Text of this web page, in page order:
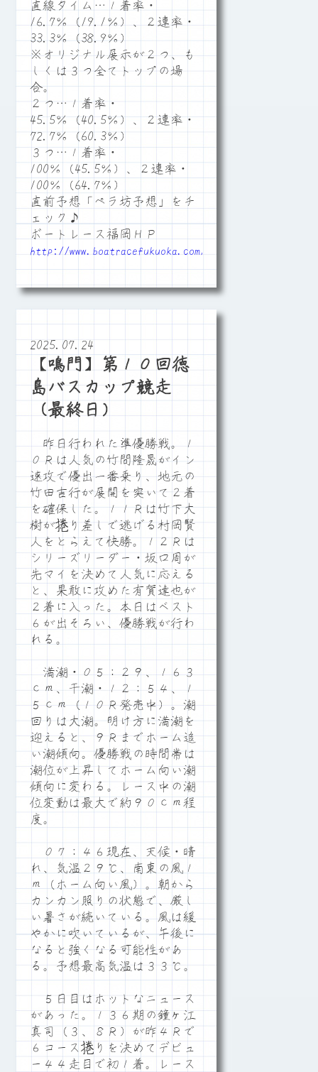
直線タイム…１着率・
16.7％（19.1％）、２連率・
33.3％（38.9％）
※オリジナル展示が２つ、も
しくは３つ全てトップの場
合。
２つ…１着率・
45.5％（40.5％）、２連率・
72.7％（60.3％）
３つ…１着率・
100％（45.5％）、２連率・
100％（64.7％）
直前予想「ペラ坊予想」をチ
ェック♪
ボートレース福岡ＨＰ
http://www.boatracefukuoka.com/
2025.07.24
【鳴門】第１０回徳
島バスカップ競走
（最終日）
昨日行われた準優勝戦。１
０Ｒは人気の竹間隆晟がイン
速攻で優出一番乗り、地元の
竹田吉行が展開を突いて２着
を確保した。１１Ｒは竹下大
樹が捲り差しで逃げる村岡賢
人をとらえて快勝。１２Ｒは
シリーズリーダー・坂口周が
先マイを決めて人気に応える
と、果敢に攻めた有賀達也が
２着に入った。本日はベスト
６が出そろい、優勝戦が行わ
れる。
満潮・０５：２９、１６３
ｃｍ、干潮・１２：５４、１
５ｃｍ（１０Ｒ発売中）。潮
回りは大潮。明け方に満潮を
迎えると、９Ｒまでホーム追
い潮傾向。優勝戦の時間帯は
潮位が上昇してホーム向い潮
傾向に変わる。レース中の潮
位変動は最大で約９０ｃｍ程
度。
０７：４６現在、天候・晴
れ、気温２９℃、南東の風１
ｍ（ホーム向い風）。朝から
カンカン照りの状態で、厳し
い暑さが続いている。風は緩
やかに吹いているが、午後に
なると強くなる可能性があ
る。予想最高気温は３３℃。
５日目はホットなニュース
があった。１３６期の鐘ヶ江
真司（３、８Ｒ）が昨４Ｒで
６コース捲りを決めてデビュ
ー４４走目で初１着。レース